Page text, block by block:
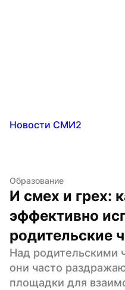
Новости СМИ2
Образование
И смех и грех:
эффективно
родительские
Над родительскими
они часто
площадки для